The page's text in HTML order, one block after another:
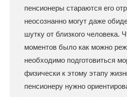
пенсионеры стараются его
неосознанно могут даже
шутку от близкого человека.
моментов было как можно
необходимо подготовиться
физически к этому этапу
пенсионеру нужно